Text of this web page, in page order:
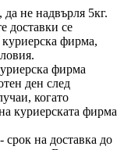
не надвърля 5кг.
доставки се
фирма,
фирма
ден след
когато
куриерската фирма
- срок на доставка до